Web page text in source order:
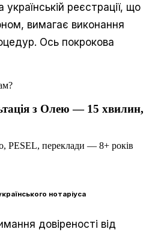
реєстрації, що
вимагає виконання
Ось покрокова
з Олею — 15 хвилин,
PESEL, переклади — 8+ років
нотаріуса
довіреності від